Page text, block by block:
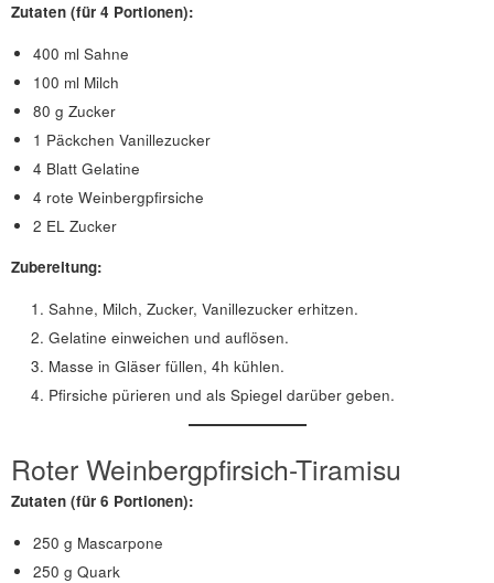
Zutaten (für 4 Portionen):
400 ml Sahne
100 ml Milch
80 g Zucker
1 Päckchen Vanillezucker
4 Blatt Gelatine
4 rote Weinbergpfirsiche
2 EL Zucker
Zubereitung:
Sahne, Milch, Zucker, Vanillezucker erhitzen.
Gelatine einweichen und auflösen.
Masse in Gläser füllen, 4h kühlen.
Pfirsiche pürieren und als Spiegel darüber geben.
Roter Weinbergpfirsich-Tiramisu
Zutaten (für 6 Portionen):
250 g Mascarpone
250 g Quark